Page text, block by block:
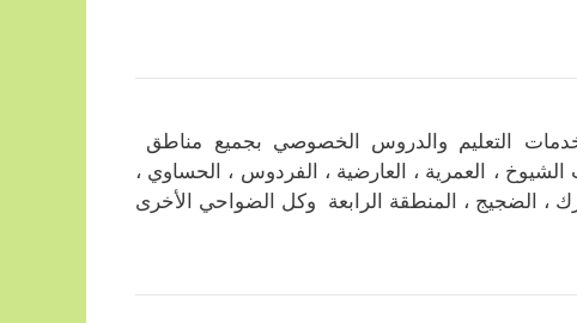
التعليم والدروس الخصوصي بجميع مناطق
، العمرية ، العارضية ، الفردوس ، الحساوي ،
، الضجيج ، المنطقة الرابعة وكل الضواحي الأخرى